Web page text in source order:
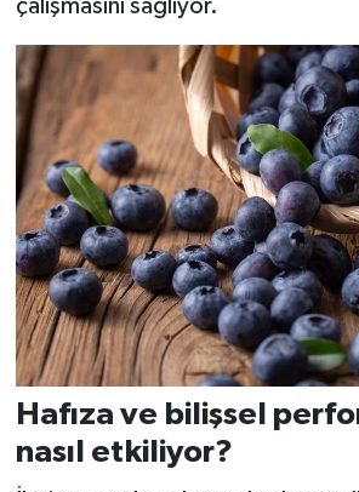
çalışmasını sağlıyor.
Hafıza ve bilişsel
nasıl etkiliyor?